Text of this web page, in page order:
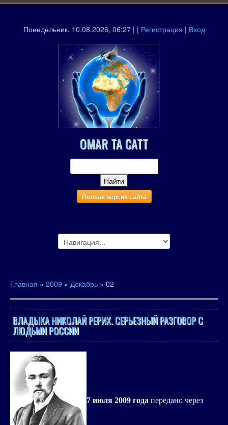
Понедельник, 10.08.2026, 06:27 | | Регистрация | Вход
OMAR TA CATT
Полная версия сайта
Главная » 2009 » Декабрь » 02
ВЛАДЫКА НИКОЛАЙ РЕРИХ. СЕРЬЕЗНЫЙ РАЗГОВОР С
ЛЮДЬМИ РОССИИ
7 июля 2009 года передано через